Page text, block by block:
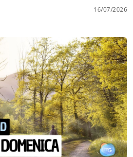
16/07/2026